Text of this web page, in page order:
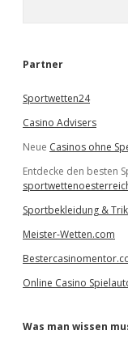
e
Partner
Sportwetten24
Casino Advisers
Neue Casinos ohne
Entdecke den besten
Sportbekleidung &
Meister-Wetten.com
Online Casino
Was man wissen